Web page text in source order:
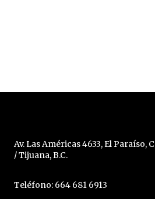
Av. Las Américas 4633, El Paraíso,
/ Tijuana, B.C.
Teléfono: 664 681 6913